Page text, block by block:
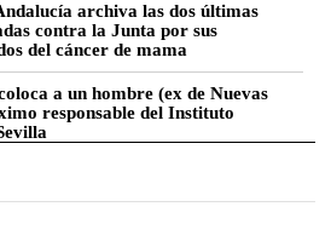
archiva las dos últimas
contra la Junta por sus
del cáncer de mama
a un hombre (ex de Nuevas
responsable del Instituto